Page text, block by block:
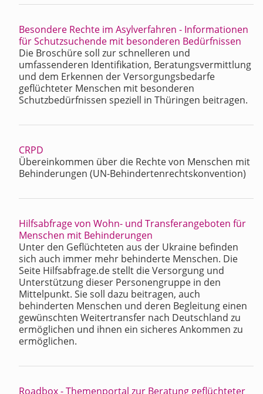
Besondere Rechte im Asylverfahren - Informationen
für Schutzsuchende mit besonderen Bedürfnissen
Die Broschüre soll zur schnelleren und
umfassenderen Identifikation, Beratungsvermittlung
und dem Erkennen der Versorgungsbedarfe
geflüchteter Menschen mit besonderen
Schutzbedürfnissen speziell in Thüringen beitragen.
CRPD
Übereinkommen über die Rechte von Menschen mit
Behinderungen (UN-Behindertenrechtskonvention)
Hilfsabfrage von Wohn- und Transferangeboten für
Menschen mit Behinderungen
Unter den Geflüchteten aus der Ukraine befinden
sich auch immer mehr behinderte Menschen. Die
Seite Hilfsabfrage.de stellt die Versorgung und
Unterstützung dieser Personengruppe in den
Mittelpunkt. Sie soll dazu beitragen, auch
behinderten Menschen und deren Begleitung einen
gewünschten Weitertransfer nach Deutschland zu
ermöglichen und ihnen ein sicheres Ankommen zu
ermöglichen.
Roadbox - Themenportal zur Beratung geflüchteter